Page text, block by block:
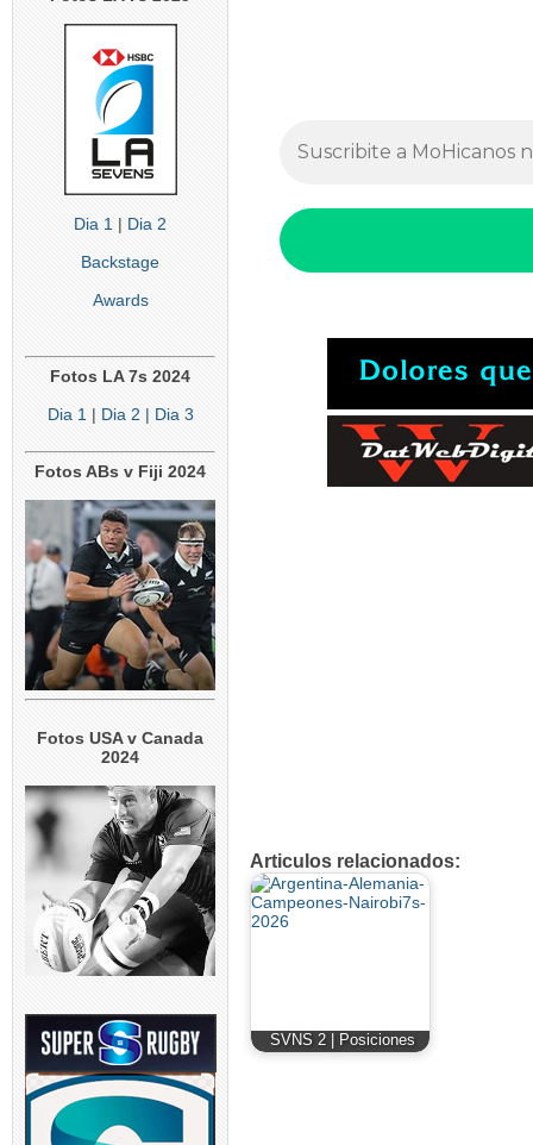
Dia 1 | Dia 2
Backstage
Awards
Fotos LA 7s 2024
Dia 1 | Dia 2 | Dia 3
Fotos ABs v Fiji 2024
Fotos USA v Canada
2024
Articulos relacionados:
SVNS 2 | Posiciones